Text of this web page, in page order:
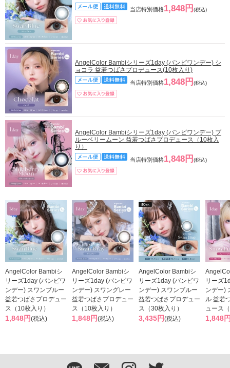
当店特別価格1,848円 (税込)
AngelColor Bambiシリーズ1day (バンビワンデー) シ
ョコラ 益若つばさプロデュース(10枚入り)
当店特別価格1,848円 (税込)
AngelColor Bambiシリーズ1day (バンビワンデー) ブ
ルーベリームーン 益若つばさプロデュース（10枚入
り）
当店特別価格1,848円 (税込)
AngelColor Bambiシ
リーズ1day (バンビワ
ンデー) スワンブルー
益若つばさプロデュー
ス（10枚入り）
1,848円(税込)
AngelColor Bambiシ
リーズ1day (バンビワ
ンデー) スワングレー
益若つばさプロデュー
ス（10枚入り）
1,848円(税込)
AngelColor Bambiシ
リーズ1day (バンビワ
ンデー) スワンブルー
益若つばさプロデュー
ス（30枚入り）
3,435円(税込)
リーズ
ンデー)
ル 益若
ュース
1,848